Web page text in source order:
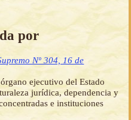
por
Nº 304, 16 de
ejecutivo del Estado
jurídica, dependencia y
e instituciones